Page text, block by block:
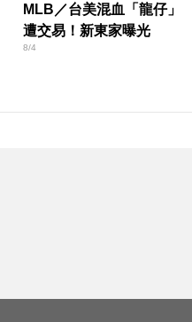
MLB／台美混血「龍仔」
遭交易！新東家曝光
8/4
五峰「8校停課」